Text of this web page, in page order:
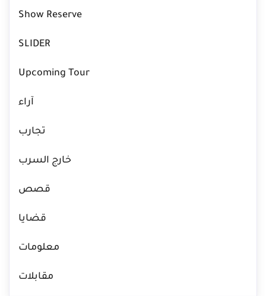
Show Reserve
SLIDER
Upcoming Tour
آراء
تجارب
خارج السرب
قصص
قضايا
معلومات
مقابلات